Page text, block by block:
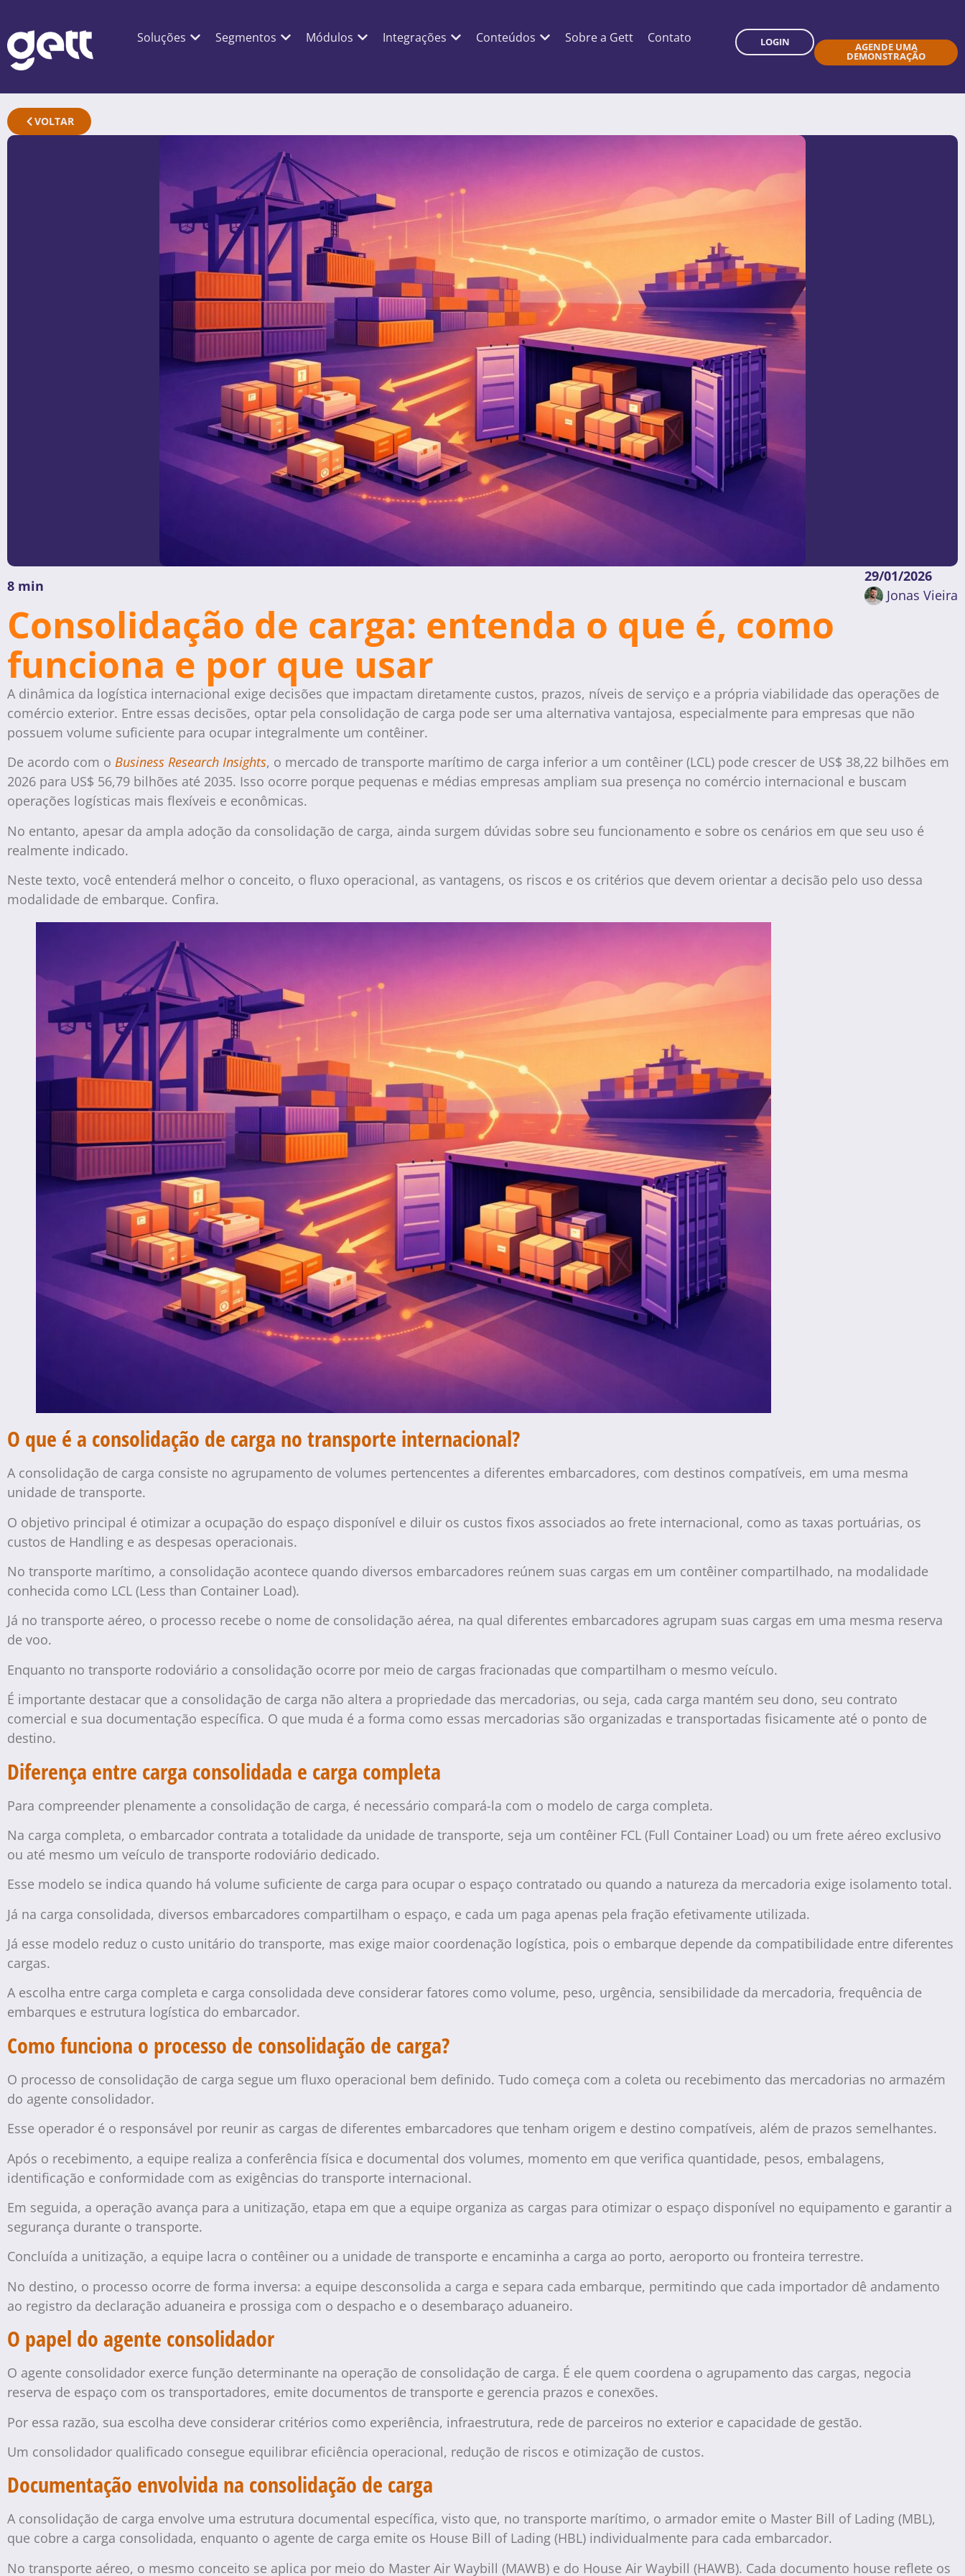
Soluções Segmentos Módulos Integrações Conteúdos Sobre a Gett Contato LOGIN AGENDE UMA
DEMONSTRAÇÃO
VOLTAR
8 min
29/01/2026
Jonas Vieira
Consolidação de carga: entenda o que é, como
funciona e por que usar
A dinâmica da logística internacional exige decisões que impactam diretamente custos, prazos, níveis de serviço e a própria viabilidade das operações de
comércio exterior. Entre essas decisões, optar pela consolidação de carga pode ser uma alternativa vantajosa, especialmente para empresas que não
possuem volume suficiente para ocupar integralmente um contêiner.
De acordo com o Business Research Insights, o mercado de transporte marítimo de carga inferior a um contêiner (LCL) pode crescer de US$ 38,22 bilhões em
2026 para US$ 56,79 bilhões até 2035. Isso ocorre porque pequenas e médias empresas ampliam sua presença no comércio internacional e buscam
operações logísticas mais flexíveis e econômicas.
No entanto, apesar da ampla adoção da consolidação de carga, ainda surgem dúvidas sobre seu funcionamento e sobre os cenários em que seu uso é
realmente indicado.
Neste texto, você entenderá melhor o conceito, o fluxo operacional, as vantagens, os riscos e os critérios que devem orientar a decisão pelo uso dessa
modalidade de embarque. Confira.
O que é a consolidação de carga no transporte internacional?
A consolidação de carga consiste no agrupamento de volumes pertencentes a diferentes embarcadores, com destinos compatíveis, em uma mesma
unidade de transporte.
O objetivo principal é otimizar a ocupação do espaço disponível e diluir os custos fixos associados ao frete internacional, como as taxas portuárias, os
custos de Handling e as despesas operacionais.
No transporte marítimo, a consolidação acontece quando diversos embarcadores reúnem suas cargas em um contêiner compartilhado, na modalidade
conhecida como LCL (Less than Container Load).
Já no transporte aéreo, o processo recebe o nome de consolidação aérea, na qual diferentes embarcadores agrupam suas cargas em uma mesma reserva
de voo.
Enquanto no transporte rodoviário a consolidação ocorre por meio de cargas fracionadas que compartilham o mesmo veículo.
É importante destacar que a consolidação de carga não altera a propriedade das mercadorias, ou seja, cada carga mantém seu dono, seu contrato
comercial e sua documentação específica. O que muda é a forma como essas mercadorias são organizadas e transportadas fisicamente até o ponto de
destino.
Diferença entre carga consolidada e carga completa
Para compreender plenamente a consolidação de carga, é necessário compará-la com o modelo de carga completa.
Na carga completa, o embarcador contrata a totalidade da unidade de transporte, seja um contêiner FCL (Full Container Load) ou um frete aéreo exclusivo
ou até mesmo um veículo de transporte rodoviário dedicado.
Esse modelo se indica quando há volume suficiente de carga para ocupar o espaço contratado ou quando a natureza da mercadoria exige isolamento total.
Já na carga consolidada, diversos embarcadores compartilham o espaço, e cada um paga apenas pela fração efetivamente utilizada.
Já esse modelo reduz o custo unitário do transporte, mas exige maior coordenação logística, pois o embarque depende da compatibilidade entre diferentes
cargas.
A escolha entre carga completa e carga consolidada deve considerar fatores como volume, peso, urgência, sensibilidade da mercadoria, frequência de
embarques e estrutura logística do embarcador.
Como funciona o processo de consolidação de carga?
O processo de consolidação de carga segue um fluxo operacional bem definido. Tudo começa com a coleta ou recebimento das mercadorias no armazém
do agente consolidador.
Esse operador é o responsável por reunir as cargas de diferentes embarcadores que tenham origem e destino compatíveis, além de prazos semelhantes.
Após o recebimento, a equipe realiza a conferência física e documental dos volumes, momento em que verifica quantidade, pesos, embalagens,
identificação e conformidade com as exigências do transporte internacional.
Em seguida, a operação avança para a unitização, etapa em que a equipe organiza as cargas para otimizar o espaço disponível no equipamento e garantir a
segurança durante o transporte.
Concluída a unitização, a equipe lacra o contêiner ou a unidade de transporte e encaminha a carga ao porto, aeroporto ou fronteira terrestre.
No destino, o processo ocorre de forma inversa: a equipe desconsolida a carga e separa cada embarque, permitindo que cada importador dê andamento
ao registro da declaração aduaneira e prossiga com o despacho e o desembaraço aduaneiro.
O papel do agente consolidador
O agente consolidador exerce função determinante na operação de consolidação de carga. É ele quem coordena o agrupamento das cargas, negocia
reserva de espaço com os transportadores, emite documentos de transporte e gerencia prazos e conexões.
Por essa razão, sua escolha deve considerar critérios como experiência, infraestrutura, rede de parceiros no exterior e capacidade de gestão.
Um consolidador qualificado consegue equilibrar eficiência operacional, redução de riscos e otimização de custos.
Documentação envolvida na consolidação de carga
A consolidação de carga envolve uma estrutura documental específica, visto que, no transporte marítimo, o armador emite o Master Bill of Lading (MBL),
que cobre a carga consolidada, enquanto o agente de carga emite os House Bill of Lading (HBL) individualmente para cada embarcador.
No transporte aéreo, o mesmo conceito se aplica por meio do Master Air Waybill (MAWB) e do House Air Waybill (HAWB). Cada documento house reflete os